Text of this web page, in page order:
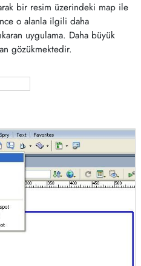
bir resim üzerindeki map ile
o alanla ilgili daha
uygulama. Daha büyük
gözükmektedir.